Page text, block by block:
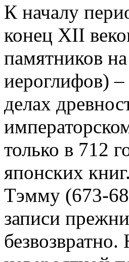
К началу
конец XII
памятников
иероглифов)
делах
только в 712
японских
Тэмму (673-
записи